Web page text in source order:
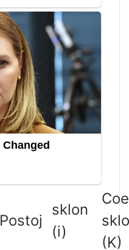
Postoj
sklon
(i)
(K)